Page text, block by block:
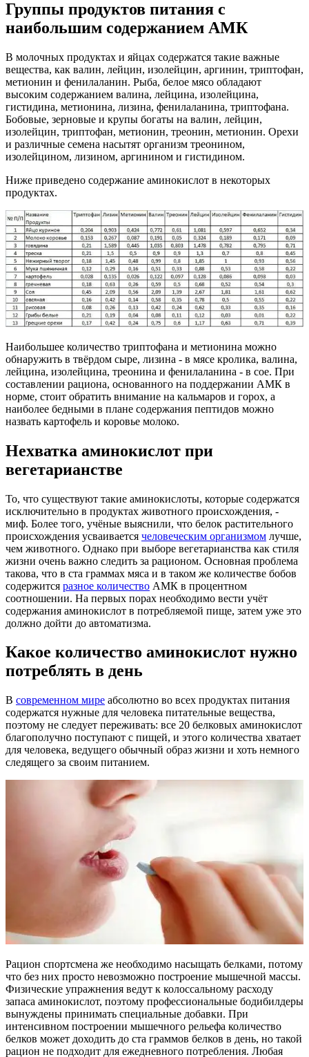
Группы продуктов питания с
наибольшим содержанием АМК
В молочных продуктах и яйцах содержатся такие важные
вещества, как валин, лейцин, изолейцин, аргинин, триптофан,
метионин и фенилаланин. Рыба, белое мясо обладают
высоким содержанием валина, лейцина, изолейцина,
гистидина, метионина, лизина, фенилаланина, триптофана.
Бобовые, зерновые и крупы богаты на валин, лейцин,
изолейцин, триптофан, метионин, треонин, метионин. Орехи
и различные семена насытят организм треонином,
изолейцином, лизином, аргинином и гистидином.
Ниже приведено содержание аминокислот в некоторых
продуктах.
Наибольшее количество триптофана и метионина можно
обнаружить в твёрдом сыре, лизина - в мясе кролика, валина,
лейцина, изолейцина, треонина и фенилаланина - в сое. При
составлении рациона, основанного на поддержании АМК в
норме, стоит обратить внимание на кальмаров и горох, а
наиболее бедными в плане содержания пептидов можно
назвать картофель и коровье молоко.
Нехватка аминокислот при
вегетарианстве
То, что существуют такие аминокислоты, которые содержатся
исключительно в продуктах животного происхождения, -
миф. Более того, учёные выяснили, что белок растительного
происхождения усваивается человеческим организмом лучше,
чем животного. Однако при выборе вегетарианства как стиля
жизни очень важно следить за рационом. Основная проблема
такова, что в ста граммах мяса и в таком же количестве бобов
содержится разное количество АМК в процентном
соотношении. На первых порах необходимо вести учёт
содержания аминокислот в потребляемой пище, затем уже это
должно дойти до автоматизма.
Какое количество аминокислот нужно
потреблять в день
В современном мире абсолютно во всех продуктах питания
содержатся нужные для человека питательные вещества,
поэтому не следует переживать: все 20 белковых аминокислот
благополучно поступают с пищей, и этого количества хватает
для человека, ведущего обычный образ жизни и хоть немного
следящего за своим питанием.
Рацион спортсмена же необходимо насыщать белками, потому
что без них просто невозможно построение мышечной массы.
Физические упражнения ведут к колоссальному расходу
запаса аминокислот, поэтому профессиональные бодибилдеры
вынуждены принимать специальные добавки. При
интенсивном построении мышечного рельефа количество
белков может доходить до ста граммов белков в день, но такой
рацион не подходит для ежедневного потребления. Любая